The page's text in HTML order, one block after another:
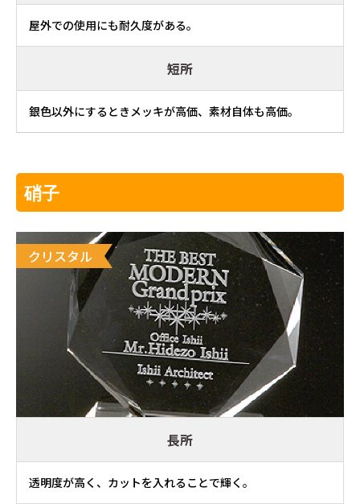
屋外での使用にも耐久度がある。
短所
銀色以外にするときメッキが高価、素材自体も高価。
硝子
クリスタル
長所
透明度が高く、カットを入れることで輝く。